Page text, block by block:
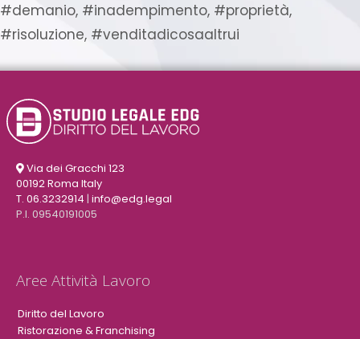
#demanio, #inadempimento, #proprietà,
#risoluzione, #venditadicosaaltrui
Via dei Gracchi 123
00192 Roma Italy
T. 06.3232914 | info@edg.legal
P.I. 09540191005
Aree Attività Lavoro
Diritto del Lavoro
Ristorazione & Franchising